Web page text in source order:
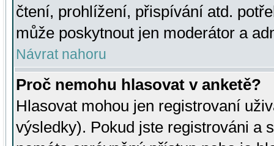
čtení, prohlížení, přispívání atd.
může poskytnout jen moderátor a
Návrat nahoru
Proč nemohu hlasovat v anketě?
Hlasovat mohou jen registrovaní
výsledky). Pokud jste registrováni a